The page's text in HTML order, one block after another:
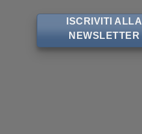
ISCRIVITI ALLA
NEWSLETTER